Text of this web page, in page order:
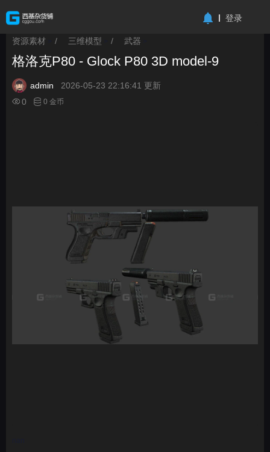
登录
资源素材 / 三维模型 / 武器
格洛克P80 - Glock P80 3D model-9
admin
2026-05-23 22:16:41 更新
0
0 金币